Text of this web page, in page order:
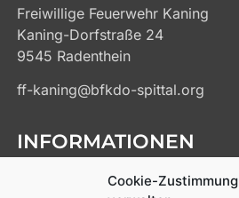
Cookie-Zustimmung
Freiwillige Feuerwehr Kaning
Kaning-Dorfstraße 24
9545 Radenthein
ff-kaning@bfkdo-spittal.org
INFORMATIONEN